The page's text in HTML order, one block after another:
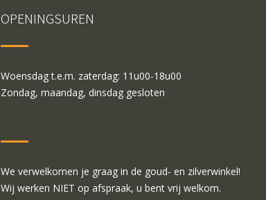
OPENINGSUREN
Woensdag t.e.m. zaterdag: 11u00-18u00
Zondag, maandag, dinsdag gesloten
We verwelkomen je graag in de goud- en zilverwinkel!
Wij werken NIET op afspraak, u bent vrij welkom.